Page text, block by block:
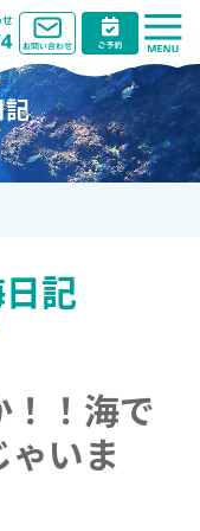
記
！海で
いま